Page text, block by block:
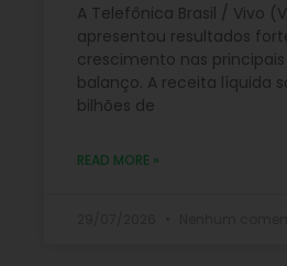
A Telefônica Brasil / Vivo
apresentou resultados
crescimento nas
balanço. A receita líquida
bilhões de
READ MORE »